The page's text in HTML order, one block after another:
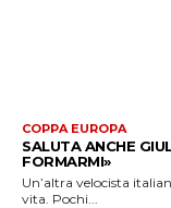
COPPA EUROPA
SALUTA ANCHE
FORMARMI»
Un’altra velocista
vita. Pochi...